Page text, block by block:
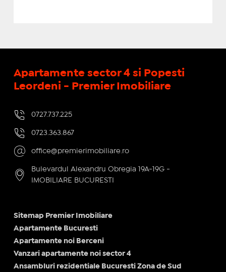
Apartamente sector 4 si Popesti
Leordeni - Premier Imobiliare
0727.737.225
0723.363.867
office@premierimobiliare.ro
Bulevardul Alexandru Obregia 19A-19G -
IMOBILIARE BUCURESTI
Sitemap Premier Imobiliare
Apartamente Bucuresti
Apartamente noi Berceni
Vanzari apartamente noi sector 4
Ansambluri rezidentiale Bucuresti Zona de Sud